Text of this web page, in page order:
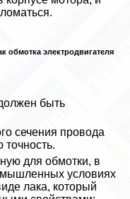
обмотка электродвигателя
быть
сечения провода
для обмотки, в
условиях
лака, который